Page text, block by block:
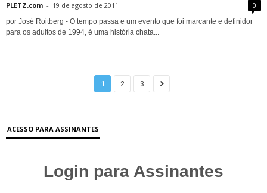
PLETZ.com - 19 de agosto de 2011 0
por José Roitberg - O tempo passa e um evento que foi marcante e definidor
para os adultos de 1994, é uma história chata...
1 2 3
ACESSO PARA ASSINANTES
Login para Assinantes